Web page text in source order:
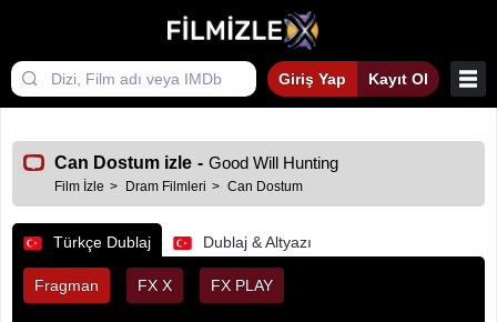
Giriş Yap Kayıt Ol
Can Dostum izle - Good Will Hunting
Film İzle Dram Filmleri Can Dostum
Türkçe Dublaj Dublaj & Altyazı
Fragman FX X FX PLAY